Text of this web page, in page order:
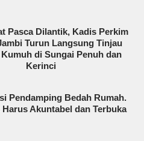
Pasca Dilantik, Kadis Perkim
Turun Langsung Tinjau
di Sungai Penuh dan
Kerinci
Pendamping Bedah Rumah.
Harus Akuntabel dan Terbuka